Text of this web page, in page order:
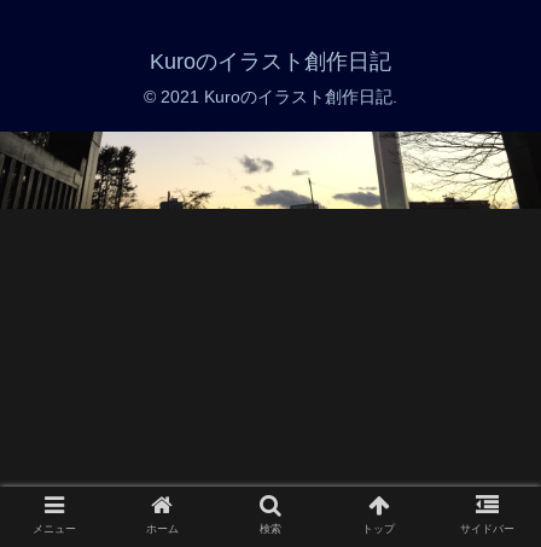
Kuroのイラスト創作日記
© 2021 Kuroのイラスト創作日記.
メニュー ホーム 検索 トップ サイドバー